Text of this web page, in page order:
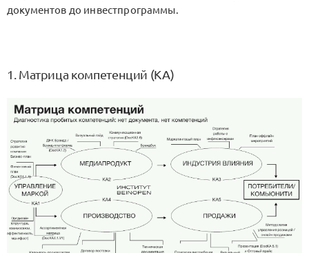
документов до инвестпрограммы.
1. Матрица компетенций (KA)